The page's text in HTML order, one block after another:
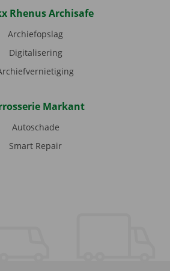
Rhenus Archisafe
Archiefopslag
Digitalisering
Markant
Autoschade
Smart Repair